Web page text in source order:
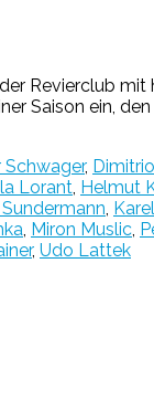
Revierclub
Saison ein,
Schwager,
Lorant Helmut
Miron Muslic
, Udo Lattek